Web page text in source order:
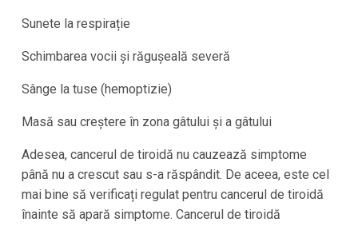
Sunete la respirație
Schimbarea vocii și răgușeală severă
Sânge la tuse (hemoptizie)
Masă sau creștere în zona gâtului și a gâtului
Adesea, cancerul de tiroidă nu cauzează simptome
până nu a crescut sau s-a răspândit. De aceea, este cel
mai bine să verificați regulat pentru cancerul de tiroidă
înainte să apară simptome. Cancerul de tiroidă